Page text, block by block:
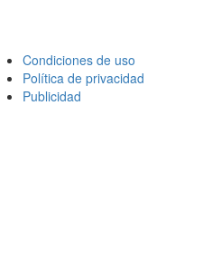
Condiciones de uso
Política de privacidad
Publicidad